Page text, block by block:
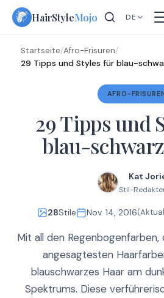
Skip
HairStyleMojo DE
Startseite/Afro-Frisuren/
29 Tipps und Styles für blau-
AFRO-
29 Tipps und
blau-
Kat
Stil-
28Stile Nov. 14, 2016
Mit all den
angesagtesten
blauschwarzes Haar am
Spektrums. Diese